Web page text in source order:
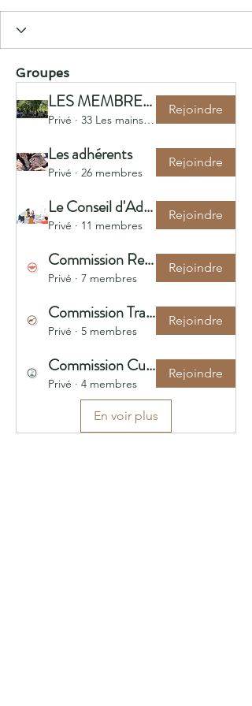
Groupes
LES MEMBRES DU SITE !
Privé · 33 Les mains-fortes
Rejoindre
Les adhérents
Privé · 26 membres
Rejoindre
Le Conseil d'Administration
Privé · 11 membres
Rejoindre
Commission Ressources
Privé · 7 membres
Rejoindre
Commission Travaux
Privé · 5 membres
Rejoindre
Commission Culture et Plantation
Privé · 4 membres
Rejoindre
En voir plus